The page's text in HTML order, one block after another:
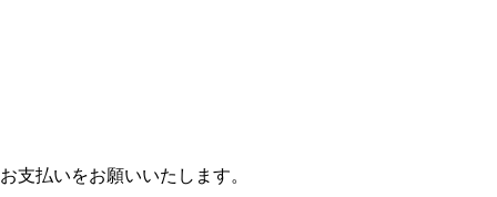
支払いをお願いいたします。